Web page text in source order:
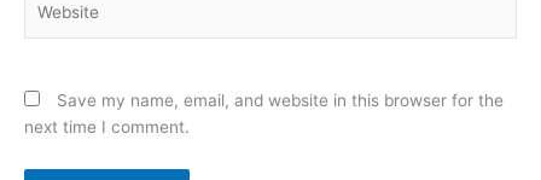
Save my name, email, and website in this browser for the
next time I comment.